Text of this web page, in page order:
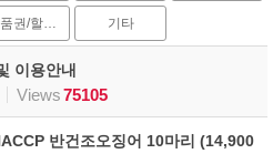
상품권/할인권 기타
이용안내
Views75105
반건조오징어 10마리 (14,900